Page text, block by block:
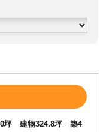
坪 建物324.8坪 築4